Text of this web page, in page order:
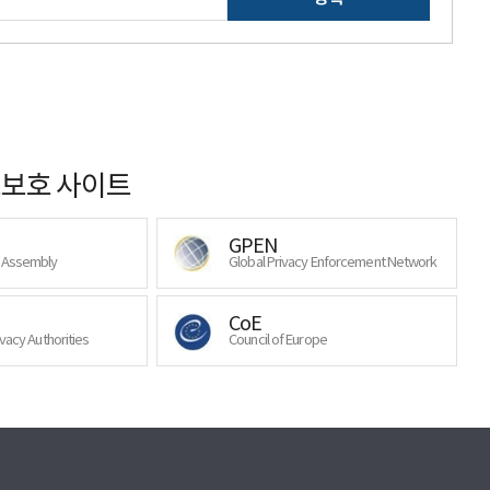
호 사이트
GPEN
Global Privacy Enforcement Network
Authorities
CoE
Council of Europe